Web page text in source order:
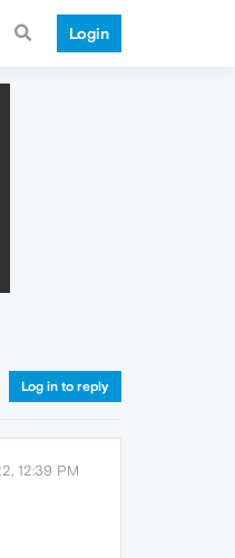
Login
Log in to reply
12:39 PM